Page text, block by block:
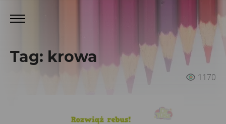
Tag: krowa
1170